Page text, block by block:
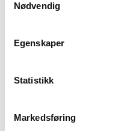
Nødvendig
Egenskaper
Statistikk
Markedsføring
458,75